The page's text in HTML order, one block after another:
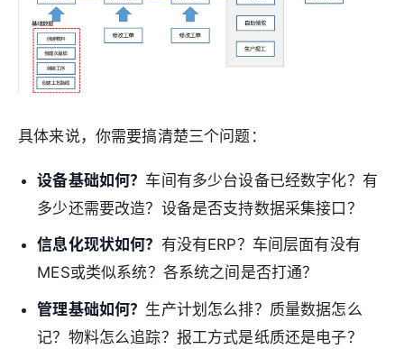
具体来说，你需要搞清楚三个问题：
设备基础如何？ 车间有多少台设备已经数字化？有
多少还需要改造？设备是否支持数据采集接口？
信息化现状如何？ 有没有ERP？车间层面有没有
MES或类似系统？各系统之间是否打通？
管理基础如何？ 生产计划怎么排？质量数据怎么
记？物料怎么追踪？报工方式是纸质还是电子？